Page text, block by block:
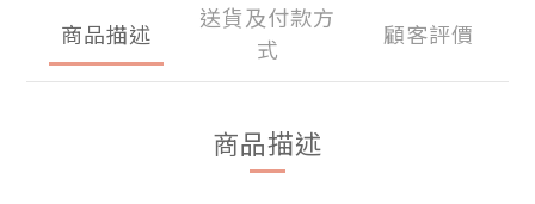
商品描述
送貨及付款方
式
顧客評價
商品描述